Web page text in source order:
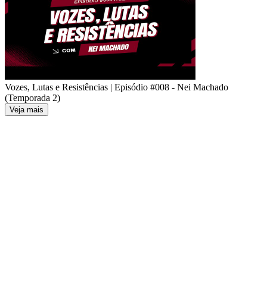
Vozes, Lutas e Resistências | Episódio #008 - Nei Machado
(Temporada 2)
Veja mais